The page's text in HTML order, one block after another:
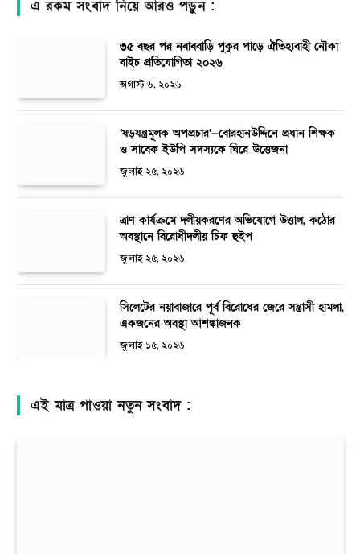
এ রকম সংবাদ নিয়ে আরও পড়ুন :
৩৫ বছর পর নবাববাড়ি পুকুর পাড়ে ঐতিহ্যবাহী নৌকা
বাইচ প্রতিযোগিতা ২০২৬
অগাস্ট ৬, ২০২৬
‘ষড়যন্ত্রমূলক অপপ্রচার’—বোরহানউদ্দিনে প্রধান শিক্ষক
ও সাবেক ইউপি সদস্যকে ঘিরে উত্তেজনা
জুলাই ২৫, ২০২৬
ত্রাণ কার্যক্রমে দলীয়করণের অভিযোগে উত্তাল, কঠোর
অবস্থানে বিরোধীদলীয় চিফ হুইপ
জুলাই ২৫, ২০২৬
সিলেটের নয়াবাজারে পূর্ব বিরোধের জেরে সন্ত্রাসী হামলা,
একজনের অবস্থা আশঙ্কাজনক
জুলাই ১৫, ২০২৬
এই মাত্র পাওয়া নতুন সংবাদ :